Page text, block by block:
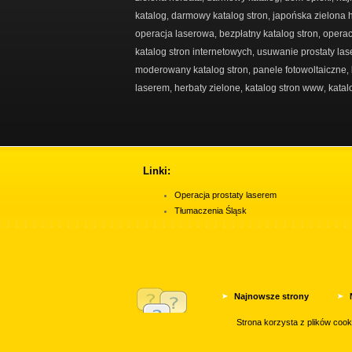
katalog darmowy katalog stron japońska zielona
operacja laserowa bezpłatny katalog stron
katalog stron internetowych usuwanie prostaty
moderowany katalog stron panele fotowoltaiczne
laserem herbaty zielone katalog stron www
Linki:
Operacja prostaty laserem
Tłumaczenia Śląsk
Najnowsze strony
Najpopularniejsze
Strona korzysta z plików